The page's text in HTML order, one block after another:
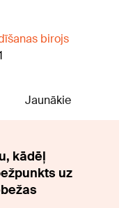
birojs
Jaunākie
kādēļ
uz